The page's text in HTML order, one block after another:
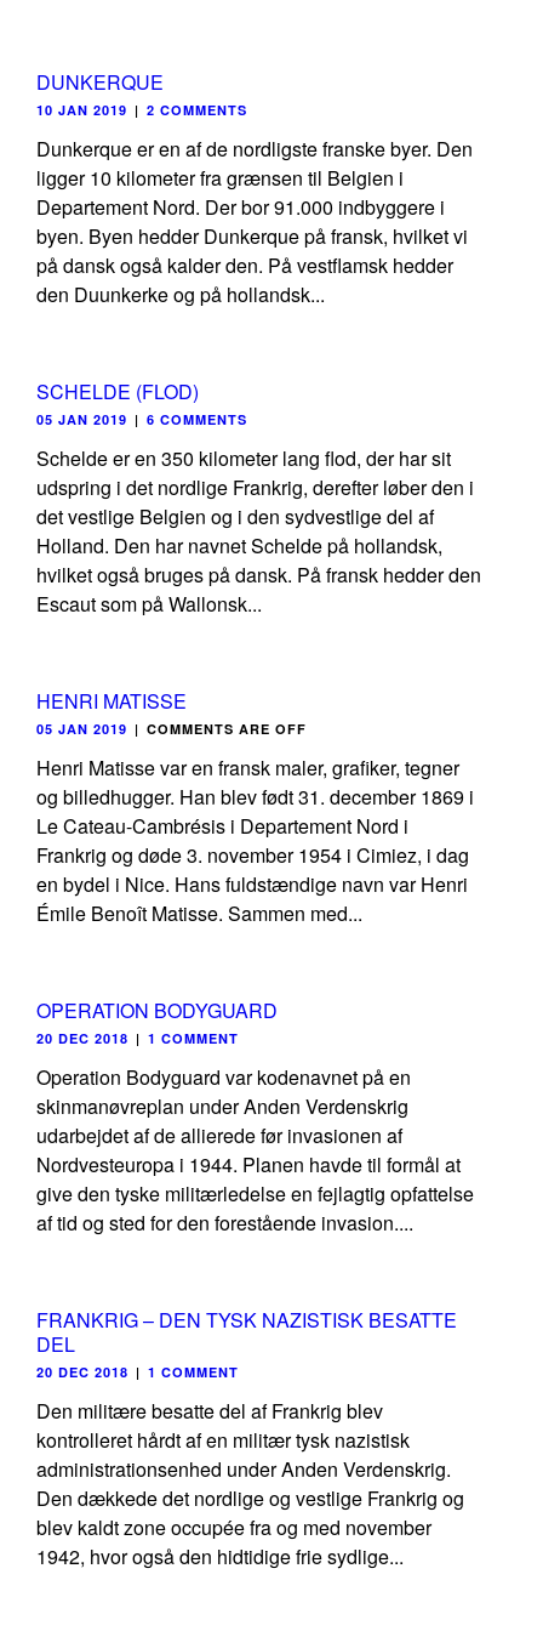
DUNKERQUE
10 JAN 2019 | 2 COMMENTS
Dunkerque er en af de nordligste franske byer. Den
ligger 10 kilometer fra grænsen til Belgien i
Departement Nord. Der bor 91.000 indbyggere i
byen. Byen hedder Dunkerque på fransk, hvilket vi
på dansk også kalder den. På vestflamsk hedder
den Duunkerke og på hollandsk...
SCHELDE (FLOD)
05 JAN 2019 | 6 COMMENTS
Schelde er en 350 kilometer lang flod, der har sit
udspring i det nordlige Frankrig, derefter løber den i
det vestlige Belgien og i den sydvestlige del af
Holland. Den har navnet Schelde på hollandsk,
hvilket også bruges på dansk. På fransk hedder den
Escaut som på Wallonsk...
HENRI MATISSE
05 JAN 2019 | COMMENTS ARE OFF
Henri Matisse var en fransk maler, grafiker, tegner
og billedhugger. Han blev født 31. december 1869 i
Le Cateau-Cambrésis i Departement Nord i
Frankrig og døde 3. november 1954 i Cimiez, i dag
en bydel i Nice. Hans fuldstændige navn var Henri
Émile Benoît Matisse. Sammen med...
OPERATION BODYGUARD
20 DEC 2018 | 1 COMMENT
Operation Bodyguard var kodenavnet på en
skinmanøvreplan under Anden Verdenskrig
udarbejdet af de allierede før invasionen af
Nordvesteuropa i 1944. Planen havde til formål at
give den tyske militærledelse en fejlagtig opfattelse
af tid og sted for den forestående invasion....
FRANKRIG – DEN TYSK NAZISTISK BESATTE
DEL
20 DEC 2018 | 1 COMMENT
Den militære besatte del af Frankrig blev
kontrolleret hårdt af en militær tysk nazistisk
administrationsenhed under Anden Verdenskrig.
Den dækkede det nordlige og vestlige Frankrig og
blev kaldt zone occupée fra og med november
1942, hvor også den hidtidige frie sydlige...